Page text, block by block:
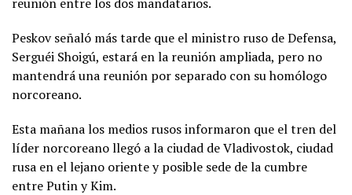
Peskov señaló más tarde que el ministro ruso de Defensa,
Serguéi Shoigú, estará en la reunión ampliada, pero no
mantendrá una reunión por separado con su homólogo
norcoreano.
Esta mañana los medios rusos informaron que el tren del
líder norcoreano llegó a la ciudad de Vladivostok, ciudad
rusa en el lejano oriente y posible sede de la cumbre
entre Putin y Kim.